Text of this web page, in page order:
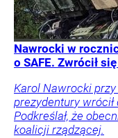
Nawrocki w
o SAFE. Zwrócił
Karol Nawrocki
prezydentury wrócił
Podkreślał, że
koalicji rządzącej.